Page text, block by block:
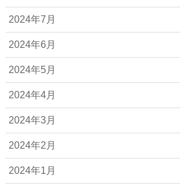
2024年7月
2024年6月
2024年5月
2024年4月
2024年3月
2024年2月
2024年1月